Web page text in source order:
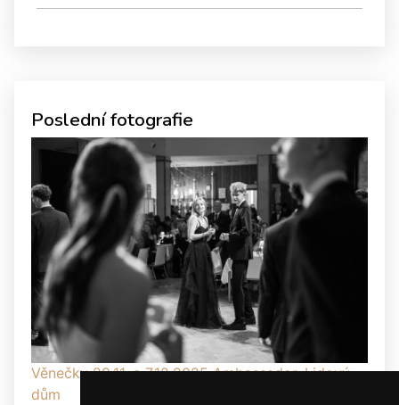
Poslední fotografie
Věnečky 29.11. a 7.12.2025 Ambassador, Lidový
dům